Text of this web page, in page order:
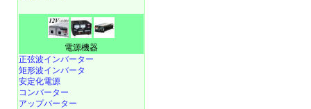
電源機器
正弦波インバーター
矩形波インバータ
安定化電源
コンバーター
アップバーター